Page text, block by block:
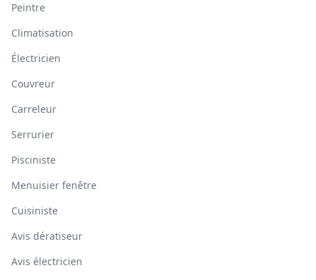
Peintre
Climatisation
Électricien
Couvreur
Carreleur
Serrurier
Pisciniste
Menuisier fenêtre
Cuisiniste
Avis dératiseur
Avis électricien